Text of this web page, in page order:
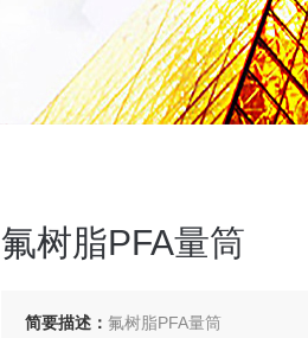
氟树脂PFA量筒
简要描述： 氟树脂PFA量筒